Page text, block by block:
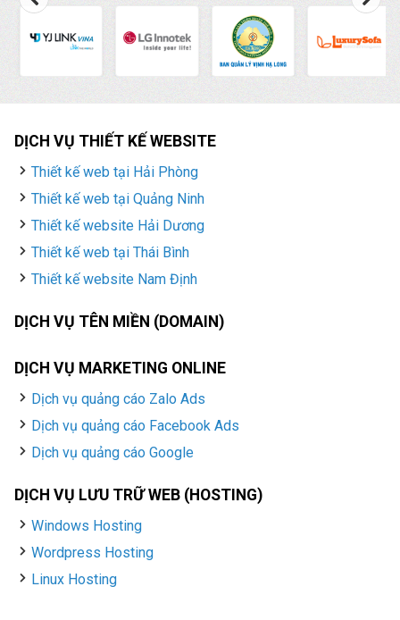
DỊCH VỤ THIẾT KẾ WEBSITE
Thiết kế web tại Hải Phòng
Thiết kế web tại Quảng Ninh
Thiết kế website Hải Dương
Thiết kế web tại Thái Bình
Thiết kế website Nam Định
DỊCH VỤ TÊN MIỀN (DOMAIN)
DỊCH VỤ MARKETING ONLINE
Dịch vụ quảng cáo Zalo Ads
Dịch vụ quảng cáo Facebook Ads
Dịch vụ quảng cáo Google
DỊCH VỤ LƯU TRỮ WEB (HOSTING)
Windows Hosting
Wordpress Hosting
Linux Hosting